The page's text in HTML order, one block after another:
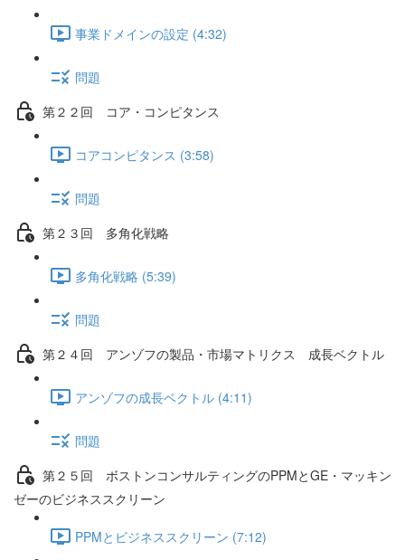
事業ドメインの設定 (4:32)
問題
第２２回 コア・コンピタンス
コアコンピタンス (3:58)
問題
第２３回 多角化戦略
多角化戦略 (5:39)
問題
第２４回 アンゾフの製品・市場マトリクス 成長ベクトル
アンゾフの成長ベクトル (4:11)
問題
第２５回 ボストンコンサルティングのPPMとGE・マッキン
ゼーのビジネススクリーン
PPMとビジネススクリーン (7:12)